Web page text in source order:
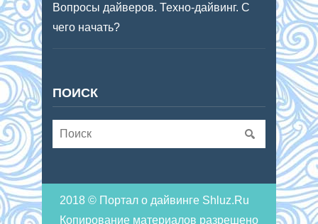
Вопросы дайверов. Техно-дайвинг. С
чего начать?
ПОИСК
2018 © Портал о дайвинге Shluz.Ru
Копирование материалов разрешено